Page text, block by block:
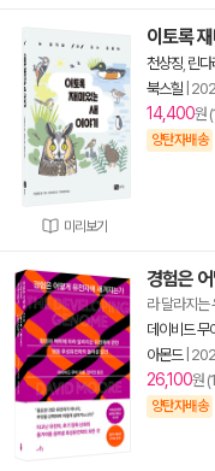
미리보기
이토록
천샹징 린다
북스힐
14,400원
양탄자배송
경험은
라 달라지는
데이비드 무
아몬드|
26,100원
양탄자배송